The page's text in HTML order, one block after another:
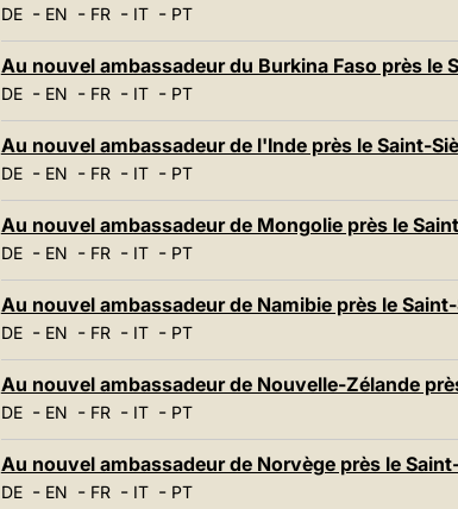
DE- EN - FR- IT- PT
Au nouvel ambassadeur du Burkina Faso près le
DE- EN - FR- IT- PT
Au nouvel ambassadeur de l'Inde près le Saint-
DE- EN - FR- IT- PT
Au nouvel ambassadeur de Mongolie près le
DE- EN - FR- IT- PT
Au nouvel ambassadeur de Namibie près le
DE- EN - FR- IT- PT
Au nouvel ambassadeur de Nouvelle-Zélande
DE- EN - FR- IT- PT
Au nouvel ambassadeur de Norvège près le
DE- EN - FR- IT- PT